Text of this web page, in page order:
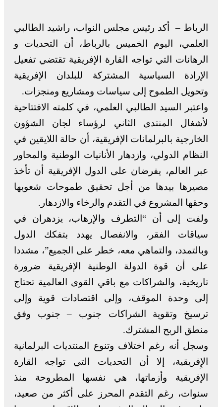
الرباط – أكد رئيس مجلس النواب، راشيد الطالبي
العلمي، اليوم الخميس بالرباط، أن التحديات و
الرهانات التي تواجه القارة الإفريقية تقتضي تفعيل
الإرادة السياسية المشتركة للبلدان الإفريقية
وتحويل الطموح إلى سياسات ومشاريع ومنجزات.
واعتبر السيد الطالبي العلمي، في كلمته الافتتاحية
لأشغال المنتدى الثاني لرؤساء لجان الشؤون
الخارجية بالبرلمانات الإفريقية، أن حالة اللايقين في
النظام الدولي، وازدهار الأنانيات الوطنية والمحاور
عبر العالم، يفرضان على الدول الإفريقية أن تأخذ
مصيرها بيدها من أجل تحقيق طموحات شعوبها
وحقها المشروع في التقدم والرخاء والازدهار.
ولفت إلى أن “التطرف والإرهاب، يزدهران في
سياقات الفقر، والانفصال يهدد بتفكك الدول
وبالتمدد، والتماهي معه، خطر على الجميع”، مشددا
على أن قوة الدولة الوطنية الإفريقية ضرورة
تاريخية، والشراكات مع باقي القوى العالمية تحتاج
إلى وحدة الموقف، وإلى اقتصادات قوية وإلى
ترسيخ وتقوية الشراكات جنوب – جنوب وفق
منطق الربح المشترك.
وسجل أنه رغم اختلاف وتنوع المنتديات البرلمانية
الإِفريقية، إلا أن التحديات التي تواجه القارة
الإفريقية وأزماتها، هي نفسها المطروحة منذ
سنوات، رغم التقدم المحرز على أكثر من صعيد،